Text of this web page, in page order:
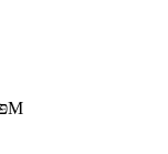
פּראָדוקט גרייס: 0.914/1.07/1.27/1.37/1.52 * 50M